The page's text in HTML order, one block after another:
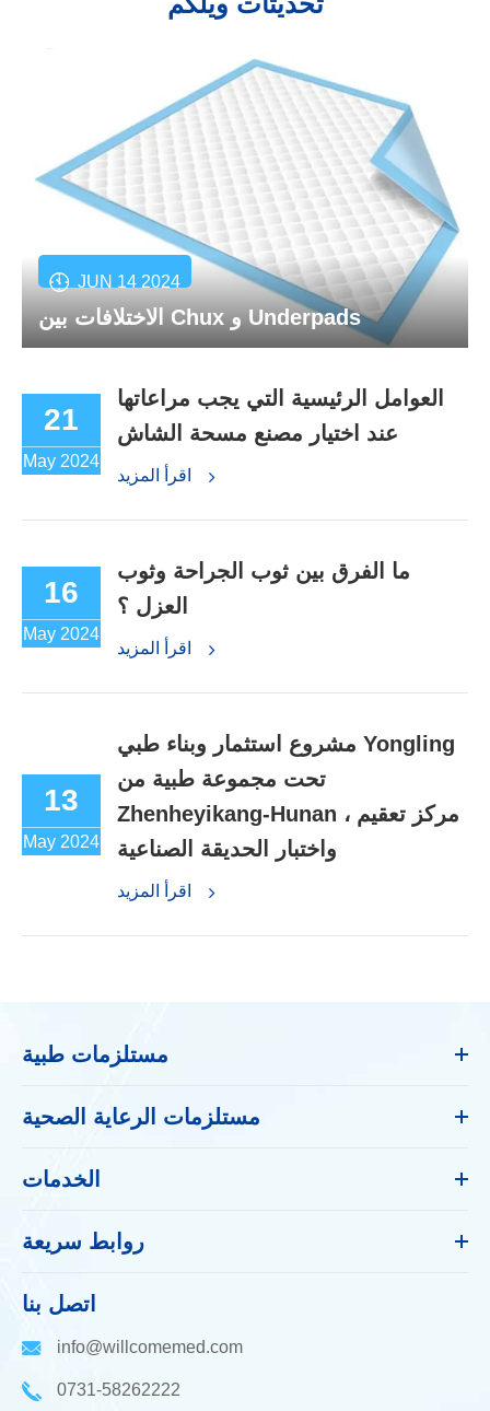
JUN 14 2024
الاختلافات بين Chux و Underpads
21
May 2024
العوامل الرئيسية التي يجب مراعاتها
عند اختيار مصنع مسحة الشاش
16
May 2024
ما الفرق بين ثوب الجراحة وثوب
العزل ؟
13
May 2024
مشروع استثمار وبناء طبي Yongling
تحت مجموعة طبية من
Zhenheyikang-Hunan ، مركز تعقيم
واختبار الحديقة الصناعية
مستلزمات طبية
مستلزمات الرعاية الصحية
الخدمات
روابط سريعة
اتصل بنا
info@willcomemed.com
0731-58262222